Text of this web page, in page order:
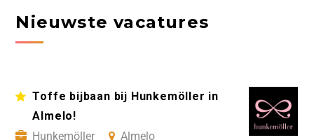
Nieuwste vacatures
Toffe bijbaan bij Hunkemöller in
Almelo!
Hunkemöller
Almelo